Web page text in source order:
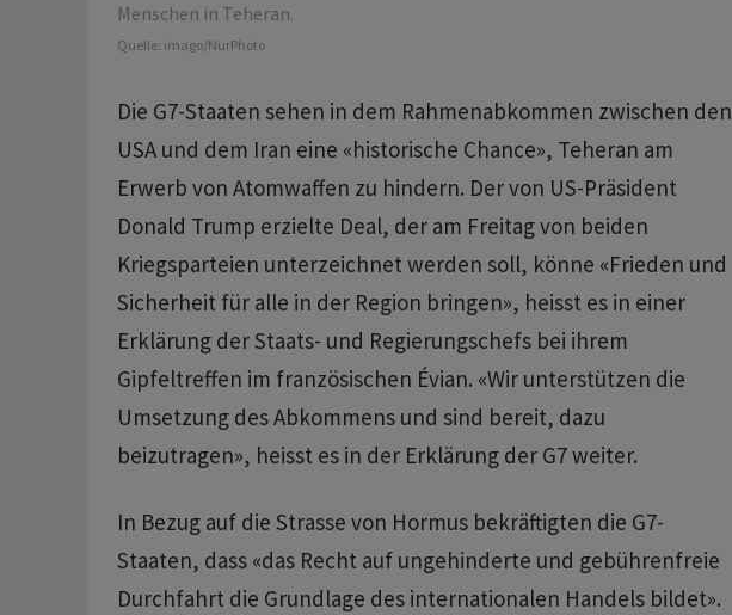
Menschen in Teheran.
Quelle: imago/NurPhoto
Die G7-Staaten sehen in dem Rahmenabkommen zwischen den
USA und dem Iran eine «historische Chance», Teheran am
Erwerb von Atomwaffen zu hindern. Der von US-Präsident
Donald Trump erzielte Deal, der am Freitag von beiden
Kriegsparteien unterzeichnet werden soll, könne «Frieden und
Sicherheit für alle in der Region bringen», heisst es in einer
Erklärung der Staats- und Regierungschefs bei ihrem
Gipfeltreffen im französischen Évian. «Wir unterstützen die
Umsetzung des Abkommens und sind bereit, dazu
beizutragen», heisst es in der Erklärung der G7 weiter.
In Bezug auf die Strasse von Hormus bekräftigten die G7-
Staaten, dass «das Recht auf ungehinderte und gebührenfreie
Durchfahrt die Grundlage des internationalen Handels bildet».